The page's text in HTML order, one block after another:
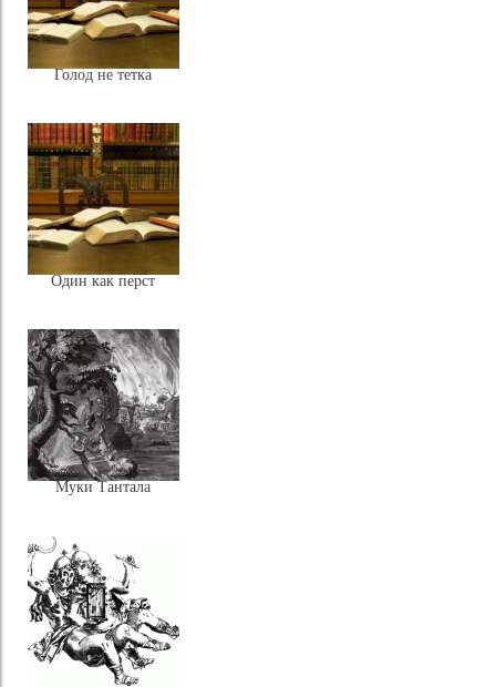
Голод не тетка
Один как перст
Муки Тантала